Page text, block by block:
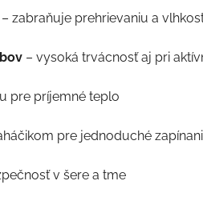
– zabraňuje prehrievaniu a
– vysoká trvácnosť aj pri
pre príjemné teplo
pre jednoduché
v šere a tme